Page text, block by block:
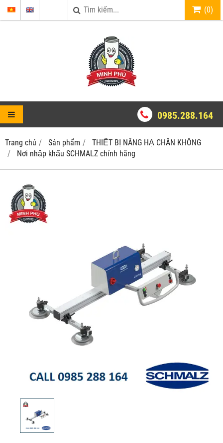
(0)
0985.288.164
Trang chủ Sản phẩm
THIẾT BỊ NÂNG HẠ CHÂN KHÔNG
Nơi nhập khẩu SCHMALZ chính hãng